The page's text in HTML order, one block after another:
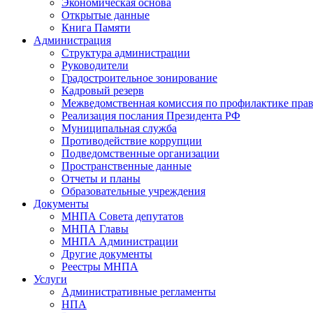
Экономическая основа
Открытые данные
Книга Памяти
Администрация
Структура администрации
Руководители
Градостроительное зонирование
Кадровый резерв
Межведомственная комиссия по профилактике
Реализация послания Президента РФ
Муниципальная служба
Противодействие коррупции
Подведомственные организации
Пространственные данные
Отчеты и планы
Образовательные учреждения
Документы
МНПА Совета депутатов
МНПА Главы
МНПА Администрации
Другие документы
Реестры МНПА
Услуги
Административные регламенты
НПА